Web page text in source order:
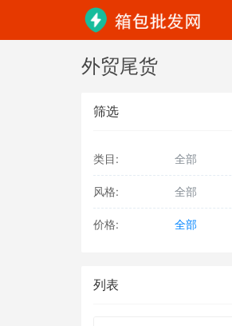
外贸尾货
筛选
类目: 全部
风格: 全部
价格: 全部
列表